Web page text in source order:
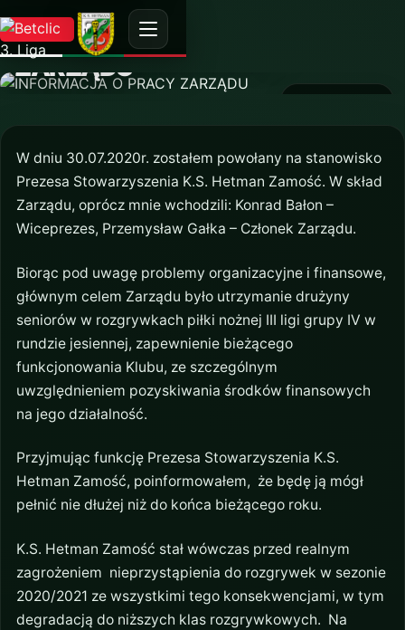
AKTUALNOŚĆ
INFORMACJA O PRACY
ZARZĄDU
W dniu 30.07.2020r. zostałem powołany na stanowisko
Prezesa Stowarzyszenia K.S. Hetman Zamość. W skład
Zarządu, oprócz mnie wchodzili: Konrad Bałon –
Wiceprezes, Przemysław Gałka – Członek Zarządu.
Biorąc pod uwagę problemy organizacyjne i finansowe,
głównym celem Zarządu było utrzymanie drużyny
seniorów w rozgrywkach piłki nożnej III ligi grupy IV w
rundzie jesiennej, zapewnienie bieżącego
funkcjonowania Klubu, ze szczególnym
uwzględnieniem pozyskiwania środków finansowych
na jego działalność.
Przyjmując funkcję Prezesa Stowarzyszenia K.S.
Hetman Zamość, poinformowałem, że będę ją mógł
pełnić nie dłużej niż do końca bieżącego roku.
K.S. Hetman Zamość stał wówczas przed realnym
zagrożeniem nieprzystąpienia do rozgrywek w sezonie
2020/2021 ze wszystkimi tego konsekwencjami, w tym
degradacją do niższych klas rozgrywkowych. Na